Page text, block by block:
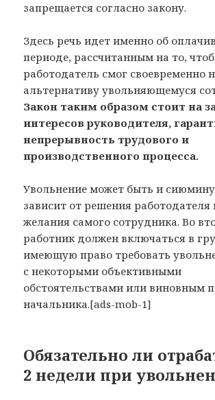
запрещается согласно закону.
Здесь речь идет именно об
периоде, рассчитанным на то,
работодатель смог своевременно
альтернативу увольняющемуся
Закон таким образом стоит на
интересов руководителя,
непрерывность трудового и
производственного процесса.
Увольнение может быть и
зависит от решения работодателя
желания самого сотрудника. Во
работник должен включаться в
имеющую право требовать
с некоторыми объективными
обстоятельствами или виновным
начальника.[ads-mob-1]
Обязательно ли
2 недели при